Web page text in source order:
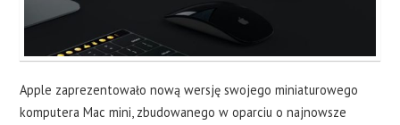
SERWERY
O NAS
KONTAKT
Apple zaprezentowało nową wersję swojego miniaturowego
komputera Mac mini, zbudowanego w oparciu o najnowsze